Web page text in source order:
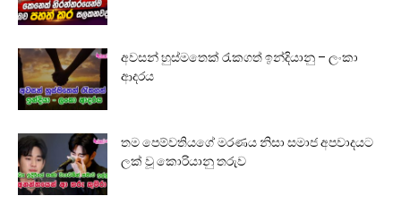
අවසන් හුස්මතෙක් රැකගත් ඉන්දියානු – ලංකා
ආදරය
තම පෙම්වතියගේ මරණය නිසා සමාජ අපවාදයට
ලක් වූ කොරියානු තරුව